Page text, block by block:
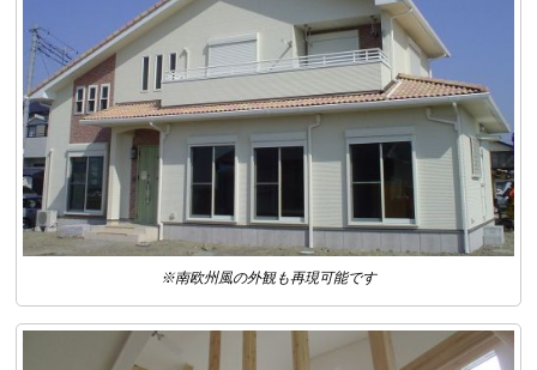
※南欧州風の外観も再現可能です